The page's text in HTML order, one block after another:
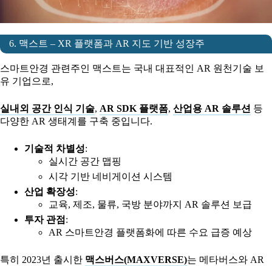
6. 맥스트 – XR 플랫폼과 AR 지도 기반 성장주
스마트안경 관련주인 맥스트는 국내 대표적인 AR 원천기술 보
유 기업으로,
실내외 공간 인식 기술, AR SDK 플랫폼, 산업용 AR 솔루션 등
다양한 AR 생태계를 구축 중입니다.
기술적 차별성:
실시간 공간 맵핑
시각 기반 네비게이션 시스템
산업 확장성:
교육, 제조, 물류, 국방 분야까지 AR 솔루션 보급
투자 관점 :
AR 스마트안경 플랫폼화에 따른 수요 급증 예상
특히 2023년 출시한 맥스버스(MAXVERSE)는 메타버스와 AR